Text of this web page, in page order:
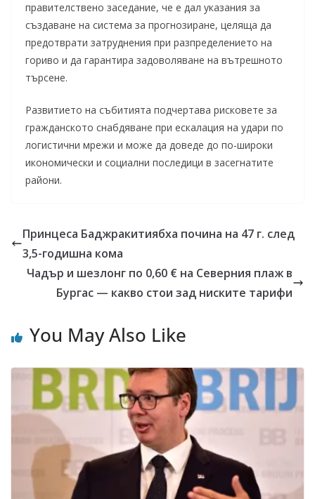
правителствено заседание, че е дал указания за
създаване на система за прогнозиране, целяща да
предотврати затруднения при разпределението на
гориво и да гарантира задоволяване на вътрешното
търсене.
Развитието на събитията подчертава рисковете за
гражданското снабдяване при ескалация на удари по
логистични мрежи и може да доведе до по-широки
икономически и социални последици в засегнатите
райони.
Принцеса Баджракитиябха почина на 47 г. след
3,5-годишна кома
Чадър и шезлонг по 0,60 € на Северния плаж в
Бургас — какво стои зад ниските тарифи
You May Also Like